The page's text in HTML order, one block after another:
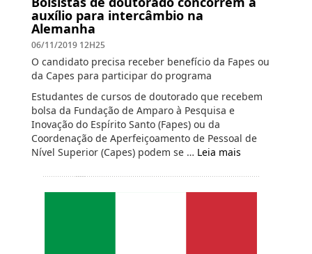
auxílio para intercâmbio na
Alemanha
06/11/2019 12H25
O candidato precisa receber benefício da Fapes ou
da Capes para participar do programa
Estudantes de cursos de doutorado que recebem
bolsa da Fundação de Amparo à Pesquisa e
Inovação do Espírito Santo (Fapes) ou da
Coordenação de Aperfeiçoamento de Pessoal de
Nível Superior (Capes) podem se … Leia mais